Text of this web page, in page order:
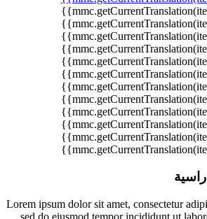
Lorem ipsum dolor sit amet, consectetur
sed do eiusmod tempor incididunt ut